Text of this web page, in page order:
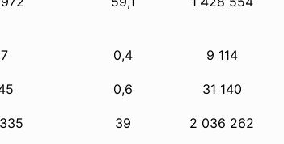
0,4 9 114
0,6 31 140
39 2 036 262